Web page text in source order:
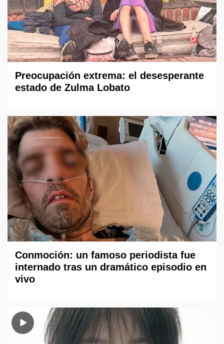
Preocupación extrema: el desesperante
estado de Zulma Lobato
Conmoción: un famoso periodista fue
internado tras un dramático episodio en
vivo